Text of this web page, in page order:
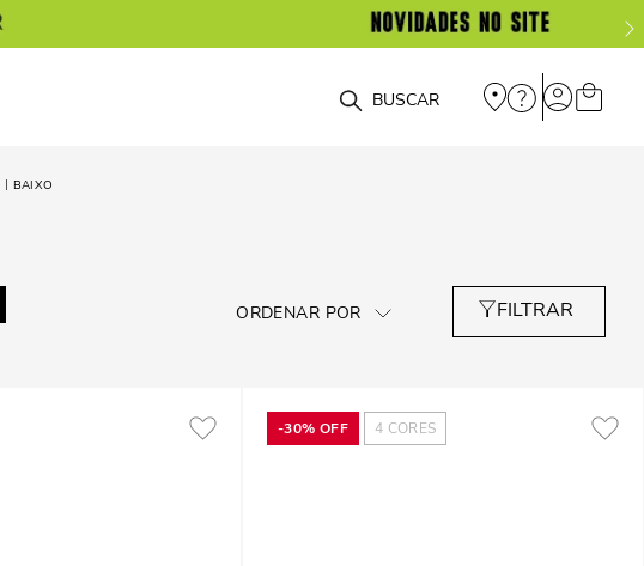
O que você está procurando?
BAIXO
-30% OFF 4 CORES